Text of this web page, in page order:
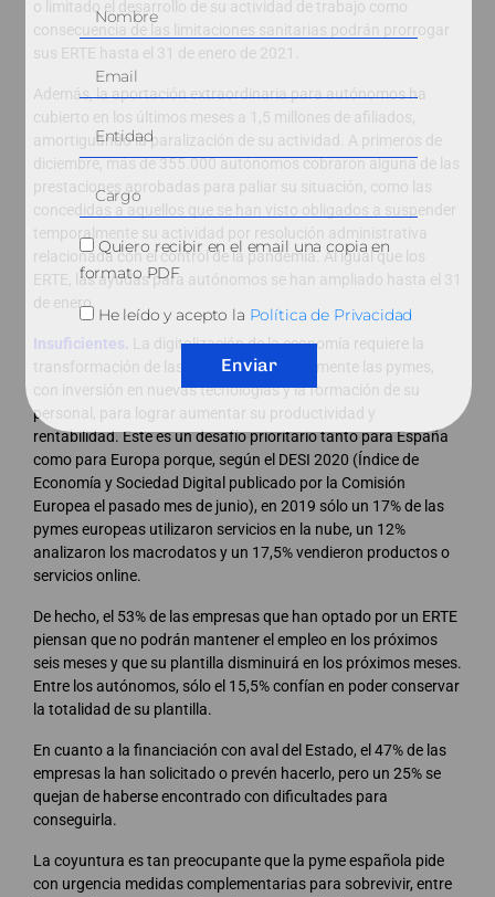
o limitado el desarrollo de su actividad de trabajo como
consecuencia de las limitaciones sanitarias podrán prorrogar
sus ERTE hasta el 31 de enero de 2021.
Además, la aportación extraordinaria para autónomos ha
cubierto en los últimos meses a 1,5 millones de afiliados,
amortiguando la paralización de su actividad. A primeros de
diciembre, más de 355.000 autónomos cobraron alguna de las
prestaciones aprobadas para paliar su situación, como las
concedidas a aquellos que se han visto obligados a suspender
temporalmente su actividad por resolución administrativa
relacionada con el control de la pandemia. Al igual que los
ERTE, las ayudas para autónomos se han ampliado hasta el 31
de enero.
Insuficientes. La digitalización de la economía requiere la
transformación de las empresas, especialmente las pymes,
con inversión en nuevas tecnologías y la formación de su
personal, para lograr aumentar su productividad y
rentabilidad. Este es un desafío prioritario tanto para España
como para Europa porque, según el DESI 2020 (Índice de
Economía y Sociedad Digital publicado por la Comisión
Europea el pasado mes de junio), en 2019 sólo un 17% de las
pymes europeas utilizaron servicios en la nube, un 12%
analizaron los macrodatos y un 17,5% vendieron productos o
servicios online.
De hecho, el 53% de las empresas que han optado por un ERTE
piensan que no podrán mantener el empleo en los próximos
seis meses y que su plantilla disminuirá en los próximos meses.
Entre los autónomos, sólo el 15,5% confían en poder conservar
la totalidad de su plantilla.
En cuanto a la financiación con aval del Estado, el 47% de las
empresas la han solicitado o prevén hacerlo, pero un 25% se
quejan de haberse encontrado con dificultades para
conseguirla.
La coyuntura es tan preocupante que la pyme española pide
con urgencia medidas complementarias para sobrevivir, entre
Quiero recibir en el email una copia en
formato PDF
He leído y acepto la Política de Privacidad
Enviar